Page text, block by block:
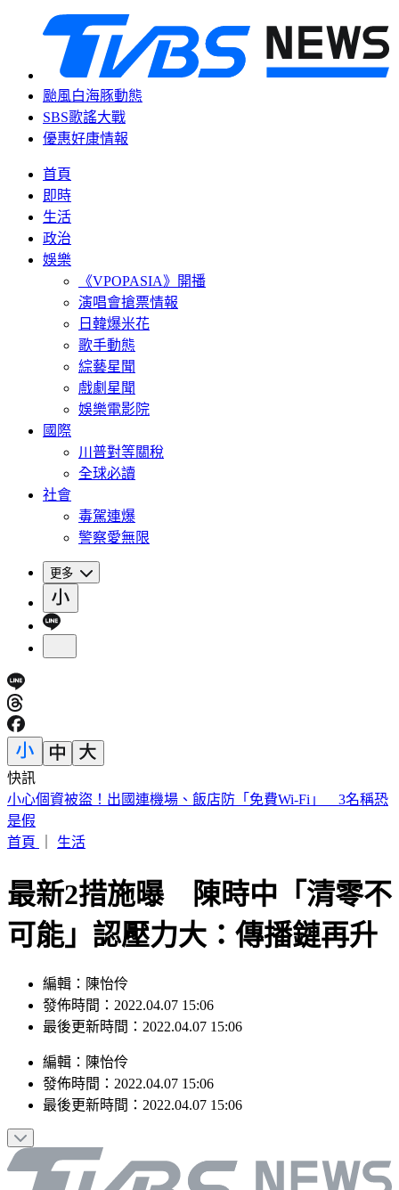
颱風白海豚動態
SBS歌謠大戰
優惠好康情報
首頁
即時
生活
政治
娛樂
《VPOPASIA》開播
演唱會搶票情報
日韓爆米花
歌手動態
綜藝星聞
戲劇星聞
娛樂電影院
國際
川普對等關稅
全球必讀
社會
毒駕連爆
警察愛無限
更多
快訊
數十噸貨櫃連環倒塌！白海豚颱風強襲基隆港 驚險畫面曝
首頁
最新2措施曝 陳時中「清零不
可能」認壓力大：傳播鏈再升
發佈時間：2022.04.07 15:06
最後更新時間：2022.04.07 15:06
發佈時間：2022.04.07 15:06
最後更新時間：2022.04.07 15:06